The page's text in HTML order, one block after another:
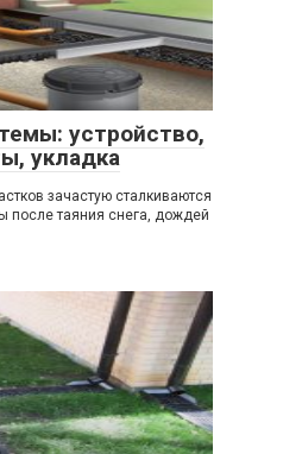
устройство,
укладка
зачастую сталкиваются
после таяния снега, дождей